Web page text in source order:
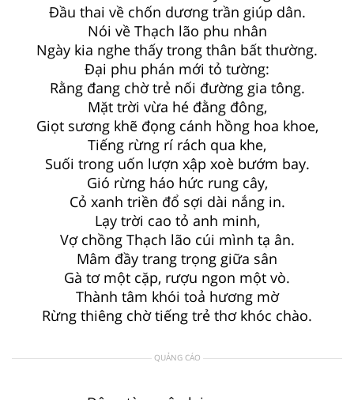
Đầu thai về chốn dương trần giúp dân.
Nói về Thạch lão phu nhân
Ngày kia nghe thấy trong thân bất thường.
Đại phu phán mới tỏ tường:
Rằng đang chờ trẻ nối đường gia tông.
Mặt trời vừa hé đằng đông,
Giọt sương khẽ đọng cánh hồng hoa khoe,
Tiếng rừng rí rách qua khe,
Suối trong uốn lượn xập xoè bướm bay.
Gió rừng háo hức rung cây,
Cỏ xanh triền đổ sợi dài nắng in.
Lạy trời cao tỏ anh minh,
Vợ chồng Thạch lão cúi mình tạ ân.
Mâm đầy trang trọng giữa sân
Gà tơ một cặp, rượu ngon một vò.
Thành tâm khói toả hương mờ
Rừng thiêng chờ tiếng trẻ thơ khóc chào.
QUẢNG CÁO